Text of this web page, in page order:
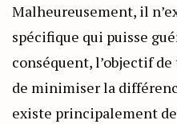
Malheureusement, il
spécifique qui puisse
conséquent, l’objectif
de minimiser la
existe principalement